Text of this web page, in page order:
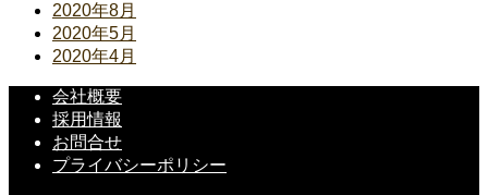
2020年8月
2020年5月
2020年4月
会社概要
採用情報
お問合せ
プライバシーポリシー